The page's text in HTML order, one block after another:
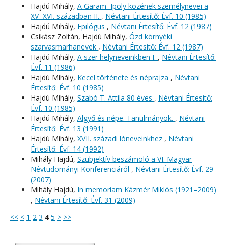
Hajdú Mihály, A Garam–Ipoly közének személynevei a
XV–XVI. században II. , Névtani Értesítő: Évf. 10 (1985)
Hajdú Mihály, Epilógus , Névtani Értesítő: Évf. 12 (1987)
Csikász Zoltán, Hajdú Mihály, Ózd környéki
szarvasmarhanevek , Névtani Értesítő: Évf. 12 (1987)
Hajdú Mihály, A szer helyneveinkben I. , Névtani Értesítő:
Évf. 11 (1986)
Hajdú Mihály, Kecel története és néprajza , Névtani
Értesítő: Évf. 10 (1985)
Hajdú Mihály, Szabó T. Attila 80 éves , Névtani Értesítő:
Évf. 10 (1985)
Hajdú Mihály, Algyő és népe. Tanulmányok. , Névtani
Értesítő: Évf. 13 (1991)
Hajdú Mihály, XVII. századi lóneveinkhez , Névtani
Értesítő: Évf. 14 (1992)
Mihály Hajdú, Szubjektív beszámoló a VI. Magyar
Névtudományi Konferenciáról , Névtani Értesítő: Évf. 29
(2007)
Mihály Hajdú, In memoriam Kázmér Miklós (1921–2009)
, Névtani Értesítő: Évf. 31 (2009)
<< < 1 2 3 4 5 > >>